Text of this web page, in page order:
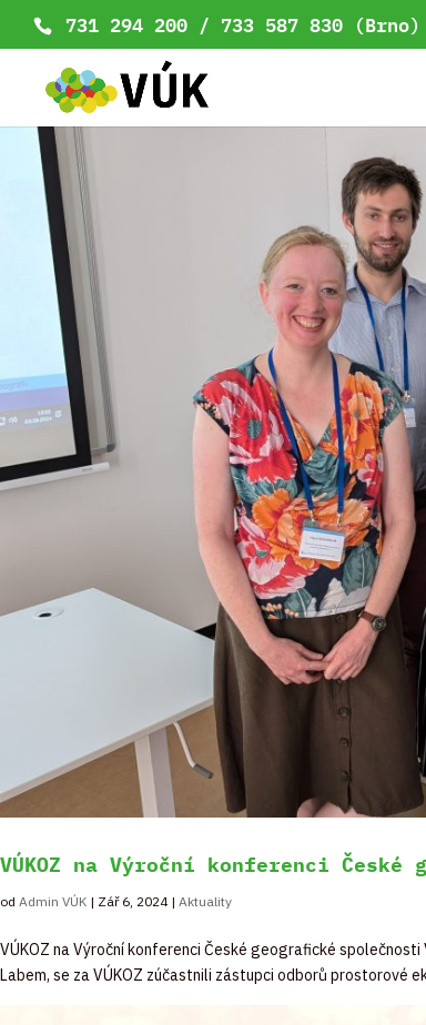
731 294 200 / 733 587 830 (Brno)
VÚKOZ na Výroční konferenci
od Admin VÚK | Zář 6, 2024| Aktuality
VÚKOZ na Výroční konferenci České geografické
Labem, se za VÚKOZ zúčastnili zástupci odborů prostorové